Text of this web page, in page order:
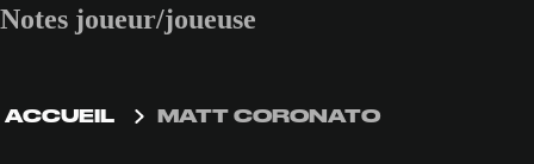
Notes joueur/joueuse
ACCUEIL MATT CORONATO